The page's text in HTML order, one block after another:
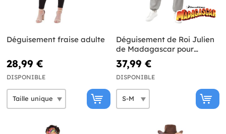
Déguisement fraise adulte
28,99 €
DISPONIBLE
Déguisement de Roi Julien
de Madagascar pour
homme
37,99 €
DISPONIBLE